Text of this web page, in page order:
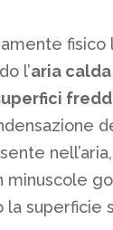
fisico
l’aria
minuscole
la superficie